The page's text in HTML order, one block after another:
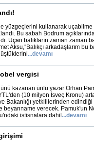
yüzgeçlerini kullanarak
Bu sabah Bodrum
Uçan balıkların zaman zaman
Aksu,''Balıkçı arkadaşlarım bu
...devamı
vergisi
kazanan ünlü yazar Orhan
(10 milyon İsveç Kronu)
Bakanlığı yetkililerinden
beyanname verecek. Pamuk'un
istisnalara dahil ...devamı